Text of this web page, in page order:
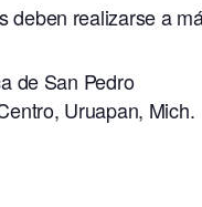
deben realizarse a
de San Pedro
Uruapan, Mich.